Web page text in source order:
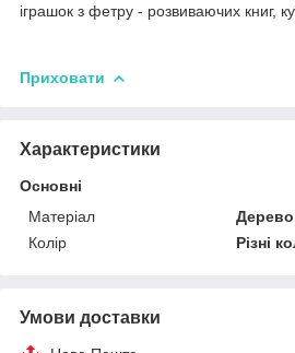
іграшок з фетру - розвиваючих книг,
Приховати
Характеристики
Основні
Матеріал
Дерево
Колір
Різні
Умови доставки